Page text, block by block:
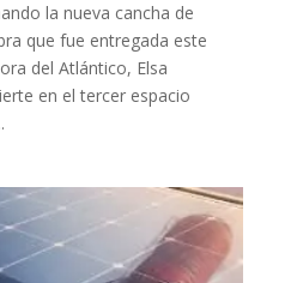
la nueva cancha de
que fue entregada este
del Atlántico, Elsa
en el tercer espacio